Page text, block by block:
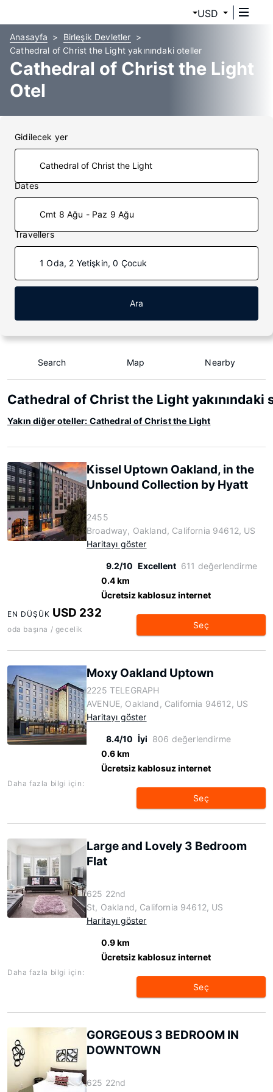
USD
Anasayfa
Birleşik Devletler
Cathedral of Christ the Light yakınındaki oteller
Cathedral of Christ the Light
Otel
Gidilecek yer
Dates
Cmt 8 Ağu - Paz 9 Ağu
Travellers
1 Oda, 2 Yetişkin, 0 Çocuk
Ara
Search Map Nearby
Cathedral of Christ the Light yakınındaki
Yakın diğer oteller: Cathedral of Christ the Light
Kissel Uptown Oakland, in the
Unbound Collection by Hyatt
2455
Broadway, Oakland, California 94612, US
Haritayı göster
9.2/10 Excellent 611 değerlendirme
0.4 km
Ücretsiz kablosuz internet
EN DÜŞÜK USD 232
oda başına / gecelik Seç
Moxy Oakland Uptown
2225 TELEGRAPH
AVENUE, Oakland, California 94612, US
Haritayı göster
8.4/10 İyi 806 değerlendirme
0.6 km
Ücretsiz kablosuz internet
Daha fazla bilgi için:
Seç
Large and Lovely 3 Bedroom
Flat
625 22nd
St, Oakland, California 94612, US
Haritayı göster
0.9 km
Ücretsiz kablosuz internet
Daha fazla bilgi için:
Seç
GORGEOUS 3 BEDROOM IN
DOWNTOWN
625 22nd